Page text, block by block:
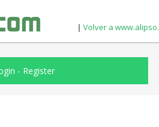
| Volver a
- Register